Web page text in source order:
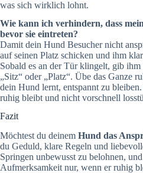
was sich wirklich lohnt.
Wie kann ich verhindern, dass
bevor sie eintreten?
Damit dein Hund Besucher nicht
auf seinen Platz schicken und ihm
Sobald es an der Tür klingelt, gib
„Sitz“ oder „Platz“. Übe das Ganze
dein Hund lernt, entspannt zu
ruhig bleibt und nicht vorschnell
Fazit
Möchtest du deinem Hund das
du Geduld, klare Regeln und
Springen unbewusst zu belohnen,
Aufmerksamkeit nur, wenn er ruhig